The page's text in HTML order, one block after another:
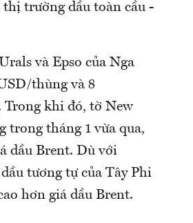
trường dầu toàn cầu -
và Epso của Nga
thùng và 8
Trong khi đó, tờ New
trong tháng 1 vừa qua,
dầu Brent. Dù với
tương tự của Tây Phi
hơn giá dầu Brent.